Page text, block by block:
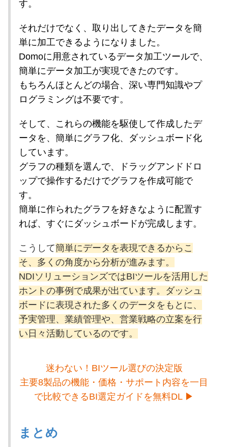
す。
それだけでなく、取り出してきたデータを簡
単に加工できるようになりました。
Domoに用意されているデータ加工ツールで、
簡単にデータ加工が実現できたのです。
もちろんほとんどの場合、深い専門知識やプ
ログラミングは不要です。
そして、これらの機能を駆使して作成したデ
ータを、簡単にグラフ化、ダッシュボード化
しています。
グラフの種類を選んで、ドラッグアンドドロ
ップで操作するだけでグラフを作成可能で
す。
簡単に作られたグラフを好きなように配置す
れば、すぐにダッシュボードが完成します。
こうして簡単にデータを表現できるからこ
そ、多くの角度から分析が進みます。
NDIソリューションズではBIツールを活用した
ホントの事例で成果が出ています。ダッシュ
ボードに表現された多くのデータをもとに、
予実管理、業績管理や、営業戦略の立案を行
い日々活動しているのです。
迷わない！BIツール選びの決定版
主要8製品の機能・価格・サポート内容を一目
で比較できるBI選定ガイドを無料DL ▶
まとめ